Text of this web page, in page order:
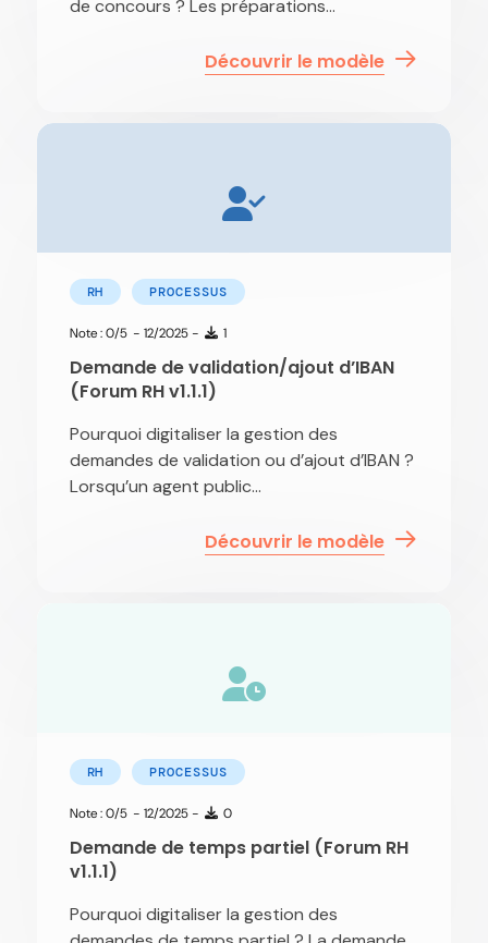
de concours ? Les préparations...
Découvrir le modèle
RH PROCESSUS
Note : 0/5 - 12/2025 - 1
Demande de validation/ajout d’IBAN
(Forum RH v1.1.1)
Pourquoi digitaliser la gestion des
demandes de validation ou d’ajout d’IBAN ?
Lorsqu’un agent public...
Découvrir le modèle
RH PROCESSUS
Note : 0/5 - 12/2025 - 0
Demande de temps partiel (Forum RH
v1.1.1)
Pourquoi digitaliser la gestion des